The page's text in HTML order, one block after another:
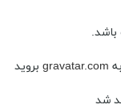
باشد.
gravatar.com بروید
شد